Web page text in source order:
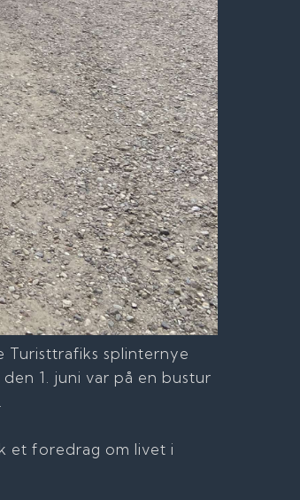
splinternye
1. juni var på en bustur
et foredrag om livet i